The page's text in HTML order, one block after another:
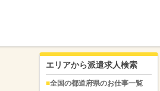
エリアから派遣求人検索
全国の都道府県のお仕事一覧